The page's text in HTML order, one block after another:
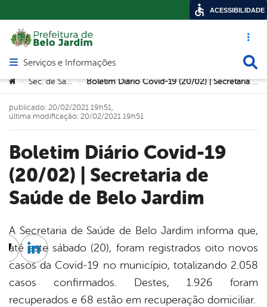
Acesso
Abrir menu principal de navegação
Serviços e Informações
Você está aqui:
> Sec. de Saúde > Boletim Diário Covid-19 (20/02) | Secretaria de Saúde de Belo Jardim
Boletim Diário Covid-19
(20/02) | Secretaria de
Saúde de Belo Jardim
publicado: 20/02/2021 19h51,
última modificação: 20/02/2021 19h51
A Secretaria de Saúde de Belo Jardim informa que,
até este sábado (20), foram registrados oito novos
casos da Covid-19 no município, totalizando 2.058
casos confirmados. Destes, 1.926 foram
recuperados e 68 estão em recuperação domiciliar.
Twitter
Linkedin
ACESSIBILIDADE